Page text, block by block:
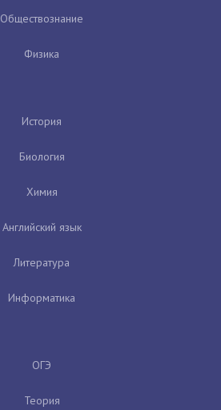
Обществознание
Физика
История
Биология
Химия
Английский язык
Литература
Информатика
ОГЭ
Теория